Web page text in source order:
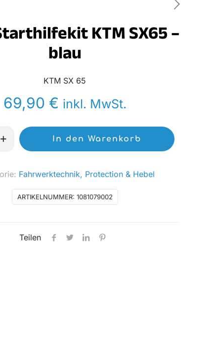
KTM SX65 –
blau
KTM SX 65
69,90 € inkl. MwSt.
In den Warenkorb
ARTIKELNUMMER: 1081079002
Fahrwerktechnik, Protection & Hebel
Teilen